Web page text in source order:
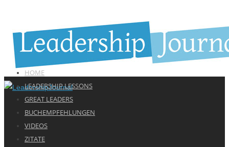
HOME
LEADERSHIP LESSONS
GREAT LEADERS
BUCHEMPFEHLUNGEN
VIDEOS
ZITATE